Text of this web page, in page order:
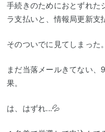
手続きのためにおとずれた
ラ支払いと、情報局更新支
そのついでに見てしまった。
まだ当落メールきてない
果。
は、はずれ...‪‪💦‬